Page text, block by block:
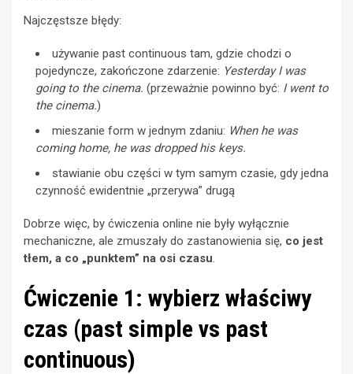
Najczęstsze błędy:
używanie past continuous tam, gdzie chodzi o
pojedyncze, zakończone zdarzenie: Yesterday I was
going to the cinema. (przeważnie powinno być: I went to
the cinema.)
mieszanie form w jednym zdaniu: When he was
coming home, he was dropped his keys.
stawianie obu części w tym samym czasie, gdy jedna
czynność ewidentnie „przerywa” drugą
Dobrze więc, by ćwiczenia online nie były wyłącznie
mechaniczne, ale zmuszały do zastanowienia się, co jest
tłem, a co „punktem” na osi czasu.
Ćwiczenie 1: wybierz właściwy
czas (past simple vs past
continuous)